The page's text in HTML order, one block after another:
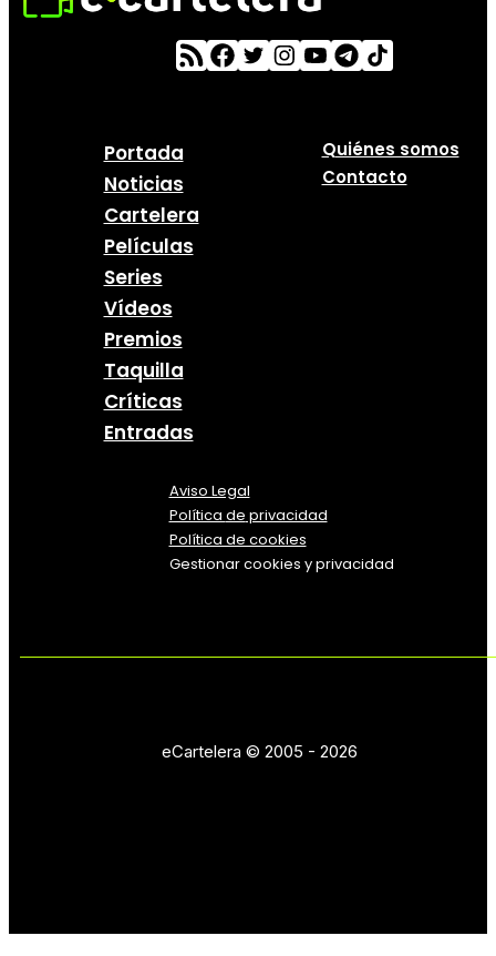
Portada
Noticias
Cartelera
Películas
Series
Vídeos
Premios
Taquilla
Críticas
Entradas
Quiénes somos
Contacto
Aviso Legal
Política de privacidad
Política de cookies
Gestionar cookies y privacidad
eCartelera © 2005 - 2026